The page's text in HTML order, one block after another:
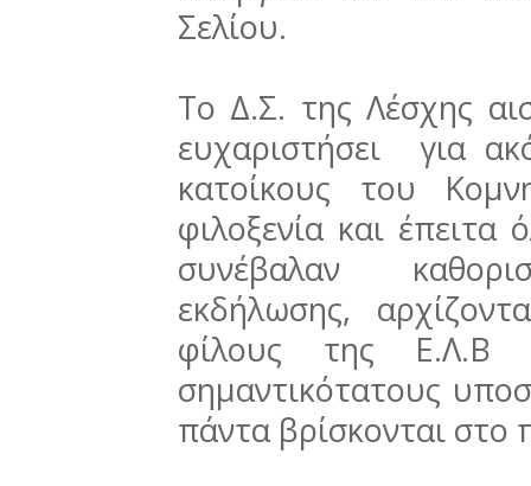
Σελίου.
Το Δ.Σ. της Λέσχης
ευχαριστήσει για
κατοίκους του
φιλοξενία και
συνέβαλαν
εκδήλωσης,
φίλους της Ε.Λ.Β
σημαντικότατους
πάντα βρίσκονται στο